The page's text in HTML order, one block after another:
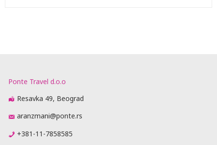
Ponte Travel d.o.o
Resavka 49, Beograd
aranzmani@ponte.rs
+381-11-7858585